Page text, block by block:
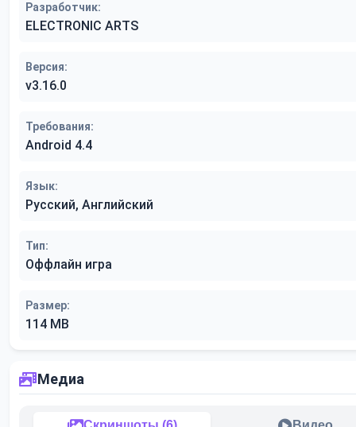
Разработчик:
ELECTRONIC ARTS
Версия:
v3.16.0
Требования:
Android 4.4
Язык:
Русский, Английский
Тип:
Оффлайн игра
Размер:
114 MB
Медиа